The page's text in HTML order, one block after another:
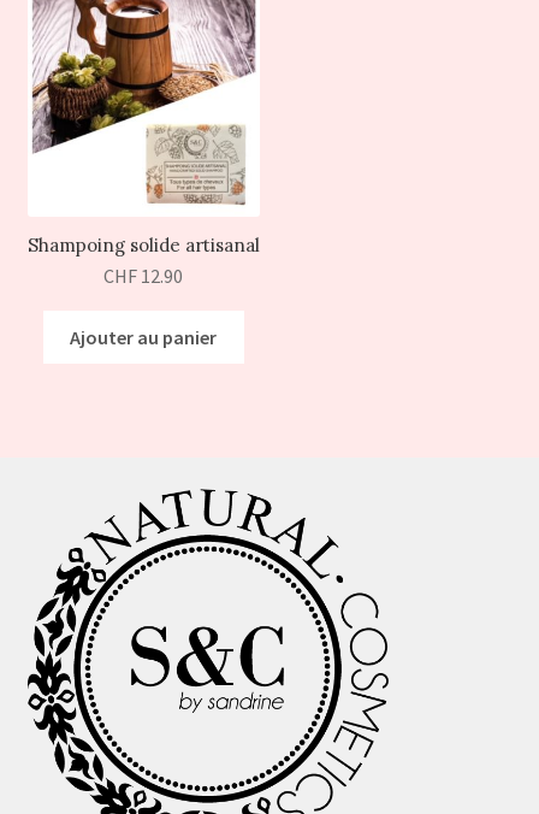
Shampoing solide artisanal
CHF 12.90
Ajouter au panier